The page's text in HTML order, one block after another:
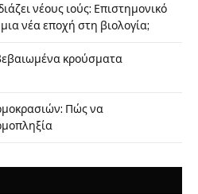
νέους ιούς: Επιστημονικό
νέα εποχή στη βιολογία;
κρούσματα
Πώς να